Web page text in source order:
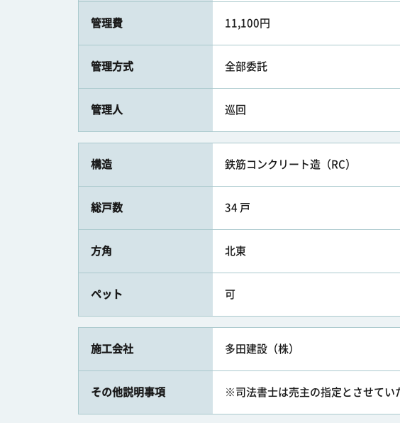
管理費 11,100円
管理方式 全部委託
管理人 巡回
構造 鉄筋コンクリート造（RC）
総戸数 34 戸
方角 北東
ペット 可
施工会社 多田建設（株）
その他説明事項 ※司法書士は売主の指定とさせてい